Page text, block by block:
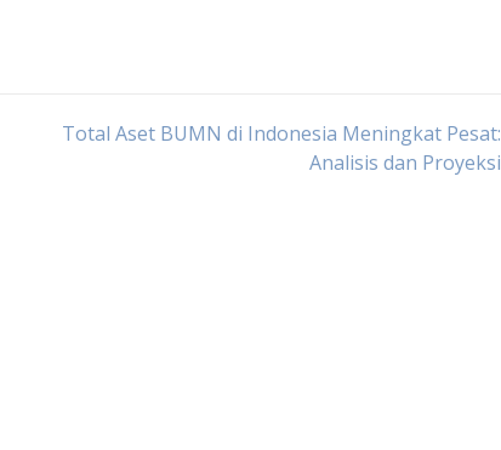
Total Aset BUMN di Indonesia Meningkat Pesat:
Analisis dan Proyeksi